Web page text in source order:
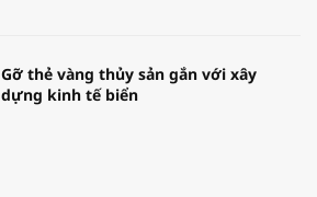
Gỡ thẻ vàng thủy sản gắn với xây
dựng kinh tế biển